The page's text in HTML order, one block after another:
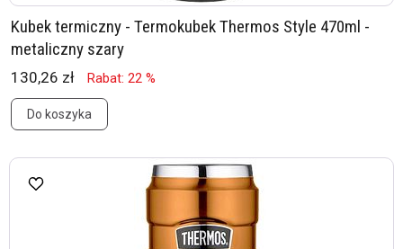
Kubek termiczny - Termokubek Thermos Style 470ml -
metaliczny szary
130,26 zł Rabat: 22 %
Do koszyka